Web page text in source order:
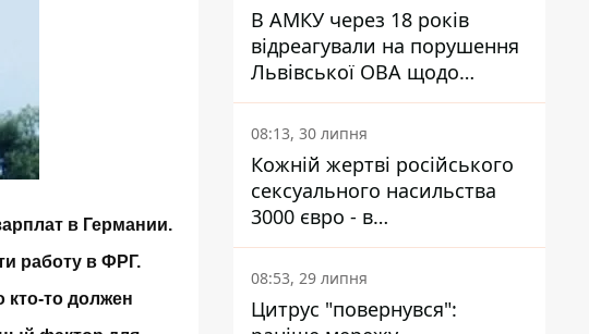
в Германии.
работу в ФРГ.
кто-то должен
В АМКУ через 18 років
відреагували на порушення
Львівської ОВА щодо
харчування у закладах
освіти
08:13, 30 липня
Кожній жертві російського
сексуального насильства
3000 євро - в
Мінсоцполітики пояснили
Інформатору, звідки на це
гроші
08:53, 29 липня
Цитрус "повернувся":